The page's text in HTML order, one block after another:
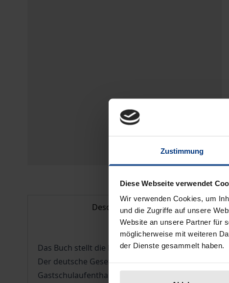
Zustimmung
Diese Webseite verwendet
Wir verwenden Cookies, um
und die Zugriffe auf unsere
Website an unsere Partner für
möglicherweise mit weiteren
der Dienste gesammelt haben.
Description
Das Buch stellt die Reform des Reiserechts durch
Der deutsche Gesetzgeber hat die Vorschrift
Gastschulaufenthalte ins BGB eingeführt. Der